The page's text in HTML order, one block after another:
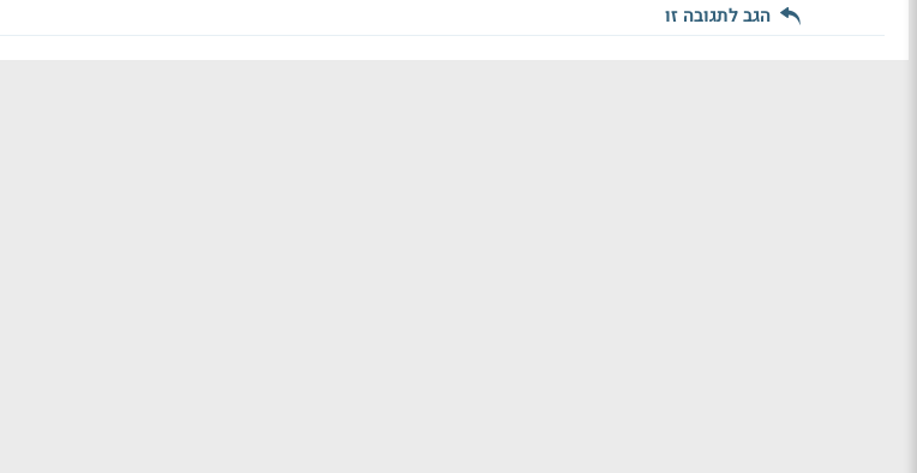
הגב לתגובה זו